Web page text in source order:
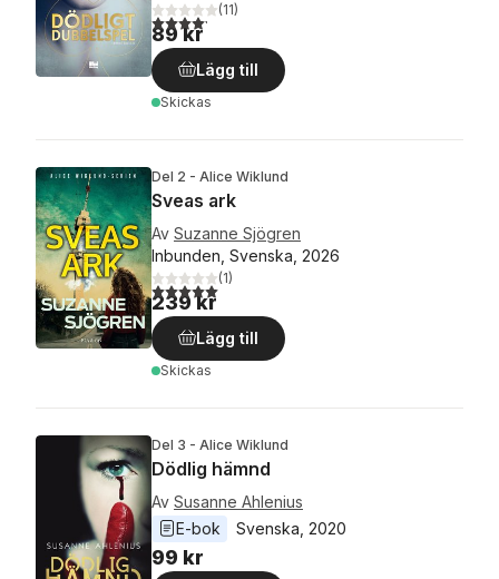
4,2utav 5 stjärnor. Totalt antal röster:
(11)
89 kr
Lägg till
Skickas
Del 2 - Alice Wiklund
Sveas ark
Av Suzanne Sjögren
Inbunden, Svenska, 2026
5,0utav 5 stjärnor. Totalt antal röster:
(1)
239 kr
Lägg till
Skickas
Del 3 - Alice Wiklund
Dödlig hämnd
Av Susanne Ahlenius
E-bok
Svenska 2020
99 kr